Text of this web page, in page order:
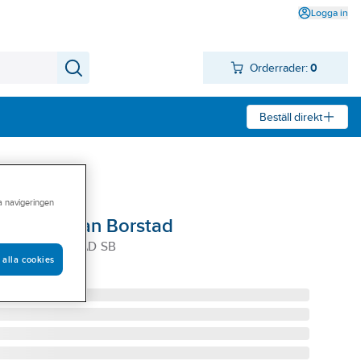
Logga in
Orderrader: 0
Beställ direkt
Clean Borstad
A265 BORSTAD SB
navigeringen
alla cookies